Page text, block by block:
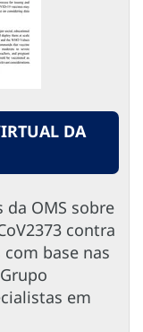
DA
da OMS sobre
contra
base nas
em